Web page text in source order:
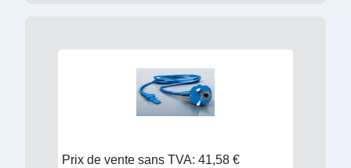
Prix de vente sans TVA: 41,58 €